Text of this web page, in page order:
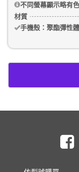
不同螢幕顯示略有
材質
手機殼：聚酯彈性